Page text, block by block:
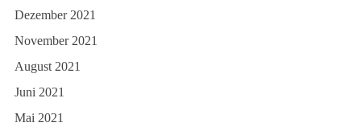
Dezember 2021
November 2021
August 2021
Juni 2021
Mai 2021